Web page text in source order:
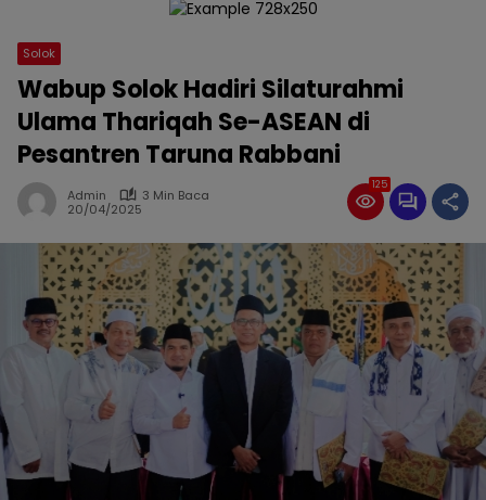
Solok
Wabup Solok Hadiri Silaturahmi
Ulama Thariqah Se-ASEAN di
Pesantren Taruna Rabbani
Admin
3 Min Baca
20/04/2025
125